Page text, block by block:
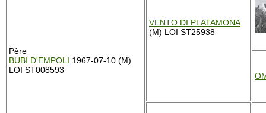
Père
BUBI D'EMPOLI 1967-07-10 (M)
LOI ST008593
VENTO DI PLATAMONA
(M) LOI ST25938